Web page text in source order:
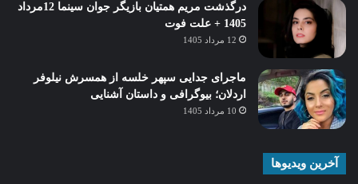
درگذشت مریم همتیان بازیگر جوان سینما 12مرداد
1405 + علت فوت
12 مرداد 1405
ماجرای جدایی سپهر خلسه از همسرش نیلوفر
اردلان؛ بیوگرافی و داستان آشنایی
10 مرداد 1405
آخرین ویدیوها